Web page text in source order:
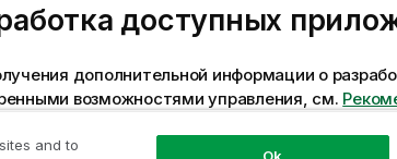
доступных
дополнительной информации о
возможностями управления, см.
and to